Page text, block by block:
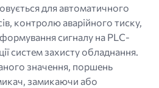
для автоматичного
контролю аварійного тиску,
сигналу на PLC-
систем захисту обладнання.
значення, поршень
замикаючи або